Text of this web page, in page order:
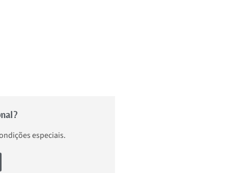
especiais.